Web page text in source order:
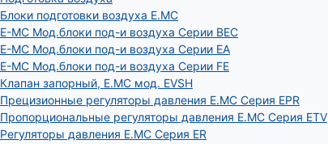
Блоки подготовки воздуха E.MC
E-MC Мод.блоки под-и воздуха Серии BEC
E-MC Мод.блоки под-и воздуха Серии EA
E-MC Мод.блоки под-и воздуха Серии FE
Клапан запорный, E.MC мод. EVSH
Прецизионные регуляторы давления E.MC Серия EPR
Пропорциональные регуляторы давления E.MC Серия ETV
Регуляторы давления E.MC Серия ER